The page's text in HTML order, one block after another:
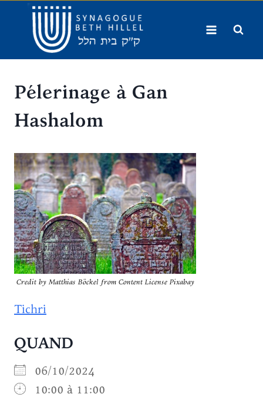
contenu
Pélerinage à Gan
Hashalom
Credit by Matthias Böckel from Content License Pixabay
Tichri
QUAND
06/10/2024
10:00 à 11:00